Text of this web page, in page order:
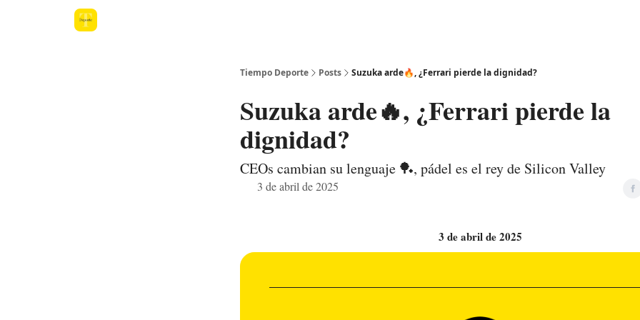
Tiempo Deporte Posts Suzuka arde🔥, ¿Ferrari pierde la dignidad?
Suzuka arde🔥, ¿Ferrari pierde la
dignidad?
CEOs cambian su lenguaje 🏓, pádel es el rey de Silicon Valley
3 de abril de 2025
3 de abril de 2025